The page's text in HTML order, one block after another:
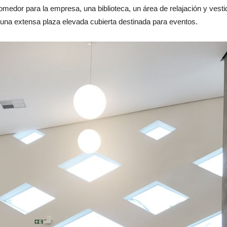
para la empresa, una biblioteca, un área de relajación y
extensa plaza elevada cubierta destinada para eventos.